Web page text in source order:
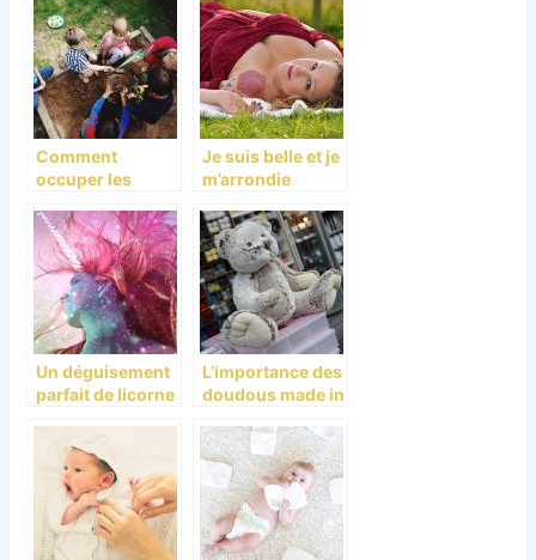
Comment
occuper les
jardin l’été.
Je suis belle et je
m’arrondie
Un déguisement
parfait de licorne
L’importance des
doudous made in
enfants : Sécurité
et savoir faire